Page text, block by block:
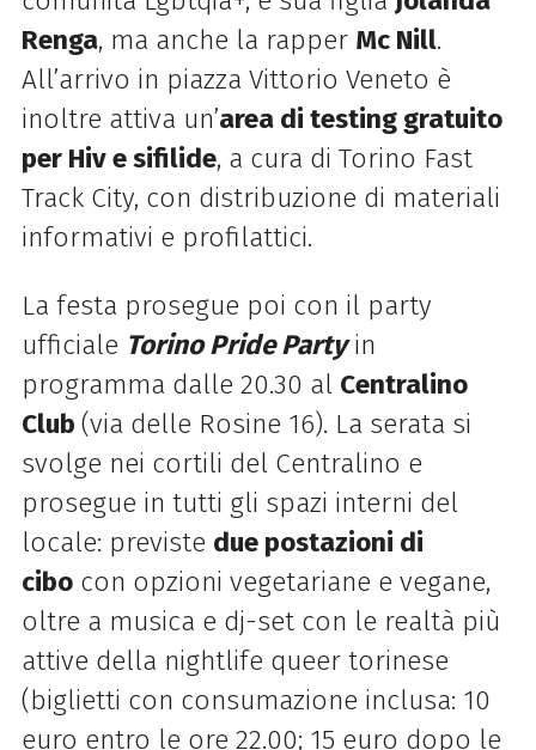
Renga, ma anche la rapper Mc Nill.
All’arrivo in piazza Vittorio Veneto è
inoltre attiva un’area di testing gratuito
per Hiv e sifilide, a cura di Torino Fast
Track City, con distribuzione di materiali
informativi e profilattici.
La festa prosegue poi con il party
ufficiale Torino Pride Partyin
programma dalle 20.30 al Centralino
Club (via delle Rosine 16). La serata si
svolge nei cortili del Centralino e
prosegue in tutti gli spazi interni del
locale: previste due postazioni di
cibocon opzioni vegetariane e vegane,
oltre a musica e dj-set con le realtà più
attive della nightlife queer torinese
(biglietti con consumazione inclusa: 10
euro entro le ore 22.00; 15 euro dopo le